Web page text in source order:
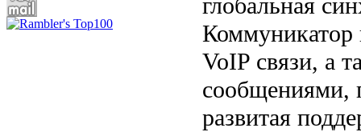
глобальная
Коммуникатор
VoIP связи, а
сообщениями,
развитая